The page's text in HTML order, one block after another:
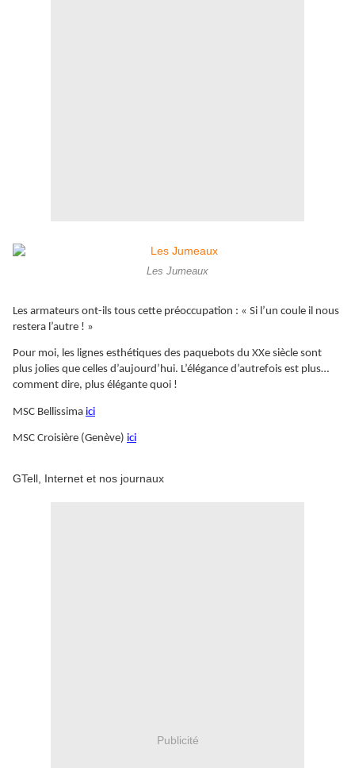
Les Jumeaux
Les armateurs ont-ils tous cette préoccupation : « Si l’un coule il nous
restera l’autre ! »
Pour moi, les lignes esthétiques des paquebots du XXe siècle sont
plus jolies que celles d’aujourd’hui. L’élégance d’autrefois est plus…
comment dire, plus élégante quoi !
MSC Bellissima ici
MSC Croisière (Genève) ici
GTell, Internet et nos journaux
Publicité